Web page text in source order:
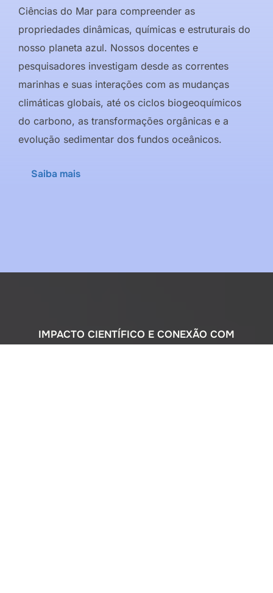
Ciências do Mar para compreender as
propriedades dinâmicas, químicas e estruturais do
nosso planeta azul. Nossos docentes e
pesquisadores investigam desde as correntes
marinhas e suas interações com as mudanças
climáticas globais, até os ciclos biogeoquímicos
do carbono, as transformações orgânicas e a
evolução sedimentar dos fundos oceânicos.
Saiba mais
IMPACTO CIENTÍFICO E CONEXÃO COM
A SOCIEDADE